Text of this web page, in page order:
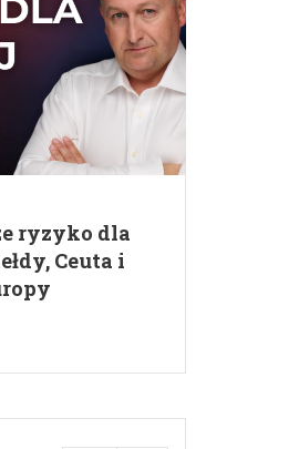
ile
i jak
wpłynie na